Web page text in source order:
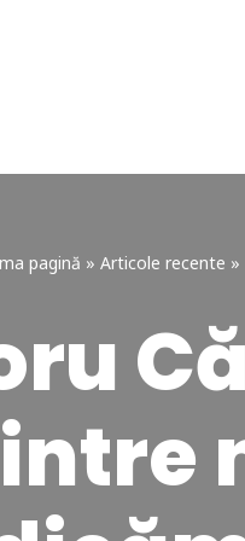
pagină » Articole recente »